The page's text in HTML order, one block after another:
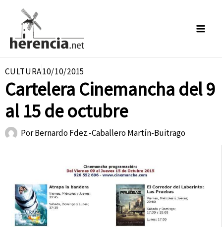
contenido
CULTURA10/10/2015
Cartelera Cinemancha del 9
al 15 de octubre
PorBernardo Fdez.-Caballero Martín-Buitrago